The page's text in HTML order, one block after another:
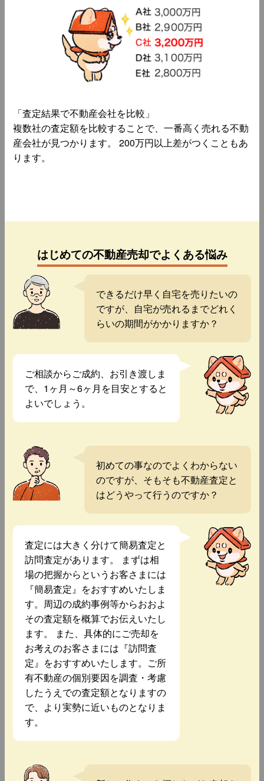
「査定結果で不動産会社を比較」
複数社の査定額を比較することで、一番高く売れる不動
産会社が見つかります。 200万円以上差がつくこともあ
ります。
はじめての不動産売却でよくある悩み
できるだけ早く自宅を売りたいの
ですが、自宅が売れるまでどれく
らいの期間がかかりますか？
ご相談からご成約、お引き渡しま
で、1ヶ月～6ヶ月を目安とすると
よいでしょう。
初めての事なのでよくわからない
のですが、そもそも不動産査定と
はどうやって行うのですか？
査定には大きく分けて簡易査定と
訪問査定があります。 まずは相
場の把握からというお客さまには
『簡易査定』をおすすめいたしま
す。周辺の成約事例等からおおよ
その査定額を概算でお伝えいたし
ます。 また、具体的にご売却を
お考えのお客さまには『訪問査
定』をおすすめいたします。ご所
有不動産の個別要因を調査・考慮
したうえでの査定額となりますの
で、より実勢に近いものとなりま
す。